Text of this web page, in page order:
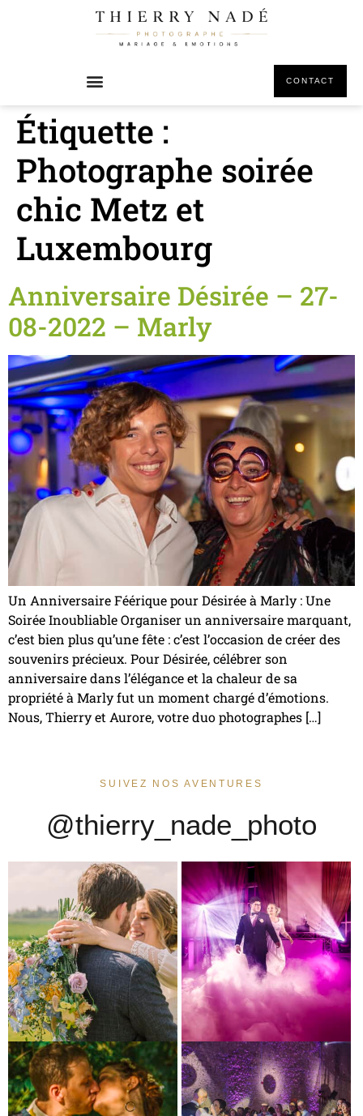
CONTACT
Étiquette :
Photographe soirée
chic Metz et
Luxembourg
Anniversaire Désirée – 27-
08-2022 – Marly
Un Anniversaire Féérique pour Désirée à Marly : Une
Soirée Inoubliable Organiser un anniversaire marquant,
c’est bien plus qu’une fête : c’est l’occasion de créer des
souvenirs précieux. Pour Désirée, célébrer son
anniversaire dans l’élégance et la chaleur de sa
propriété à Marly fut un moment chargé d’émotions.
Nous, Thierry et Aurore, votre duo photographes […]
SUIVEZ NOS AVENTURES
@thierry_nade_photo